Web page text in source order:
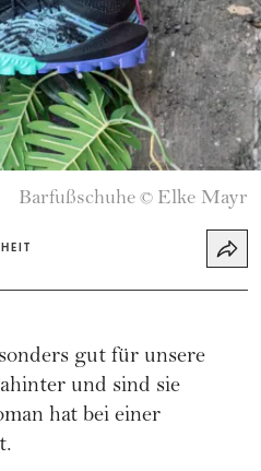
Barfußschuhe © Elke Mayr
gut für unsere
und sind sie
hat bei einer